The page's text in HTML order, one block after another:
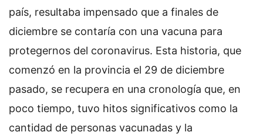
país, resultaba impensado que a finales de
diciembre se contaría con una vacuna para
protegernos del coronavirus. Esta historia, que
comenzó en la provincia el 29 de diciembre
pasado, se recupera en una cronología que, en
poco tiempo, tuvo hitos significativos como la
cantidad de personas vacunadas y la